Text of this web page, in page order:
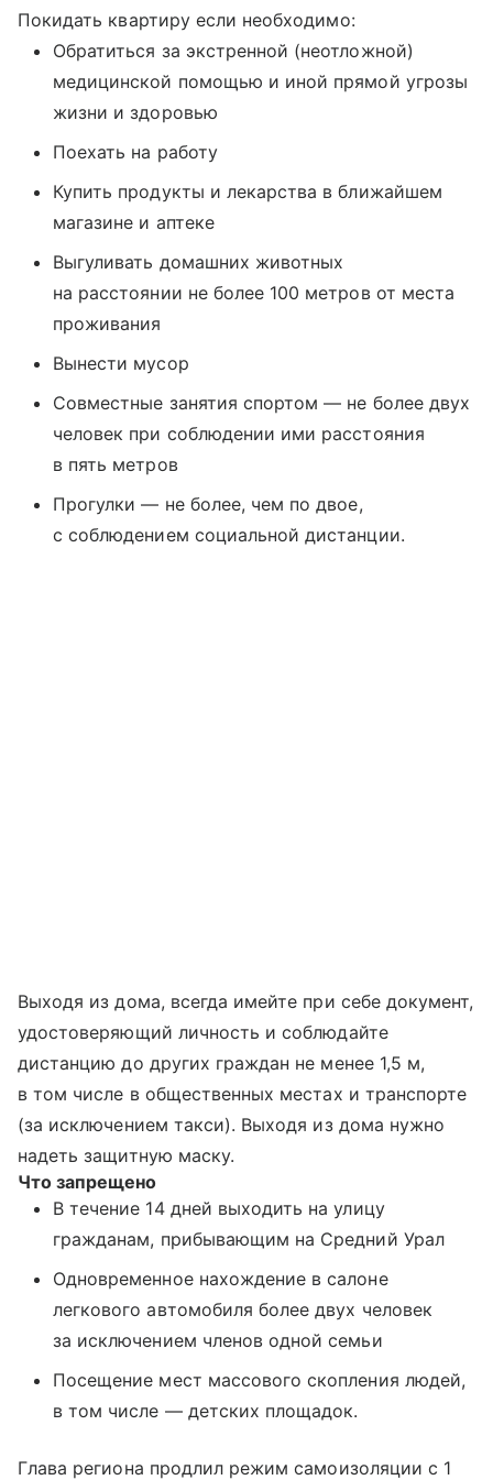
Покидать квартиру если необходимо:
Обратиться за экстренной (неотложной)
медицинской помощью и иной прямой угрозы
жизни и здоровью
Поехать на работу
Купить продукты и лекарства в ближайшем
магазине и аптеке
Выгуливать домашних животных
на расстоянии не более 100 метров от места
проживания
Вынести мусор
Совместные занятия спортом — не более двух
человек при соблюдении ими расстояния
в пять метров
Прогулки — не более, чем по двое,
с соблюдением социальной дистанции.
Выходя из дома, всегда имейте при себе документ,
удостоверяющий личность и соблюдайте
дистанцию до других граждан не менее 1,5 м,
в том числе в общественных местах и транспорте
(за исключением такси). Выходя из дома нужно
надеть защитную маску.
Что запрещено
В течение 14 дней выходить на улицу
гражданам, прибывающим на Средний Урал
Одновременное нахождение в салоне
легкового автомобиля более двух человек
за исключением членов одной семьи
Посещение мест массового скопления людей,
в том числе — детских площадок.
Глава региона продлил режим самоизоляции с 1